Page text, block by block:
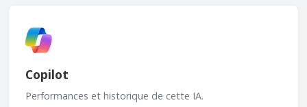
Copilot
Performances et historique de cette IA.